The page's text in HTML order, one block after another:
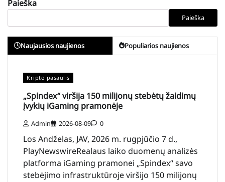
Paieška
Paieška
Naujausios naujienos Populiarios naujienos
Kripto pasaulis
„Spindex“ viršija 150 milijonų stebėtų žaidimų
įvykių iGaming pramonėje
Admin 2026-08-09 0
Los Andželas, JAV, 2026 m. rugpjūčio 7 d.,
PlayNewswireRealaus laiko duomenų analizės
platforma iGaming pramonei „Spindex“ savo
stebėjimo infrastruktūroje viršijo 150 milijonų